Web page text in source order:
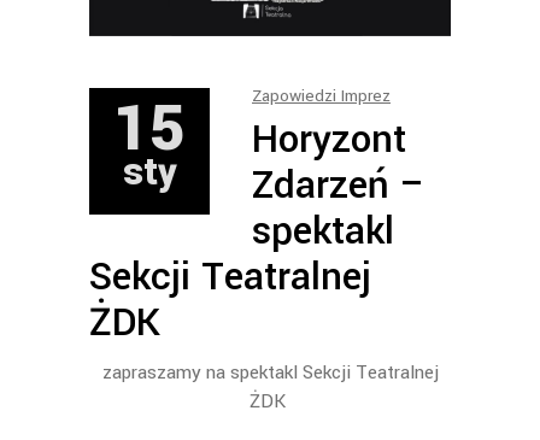
15
sty
Zapowiedzi Imprez
Horyzont
Zdarzeń –
spektakl
Sekcji Teatralnej
ŻDK
zapraszamy na spektakl Sekcji Teatralnej
ŻDK